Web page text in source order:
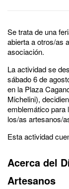
Se trata de una
abierta a otros/as
asociación.
La actividad se
sábado 6 de
en la Plaza
Michelini),
emblemático para
los/as artesanos/
Esta actividad
Acerca del
Artesanos